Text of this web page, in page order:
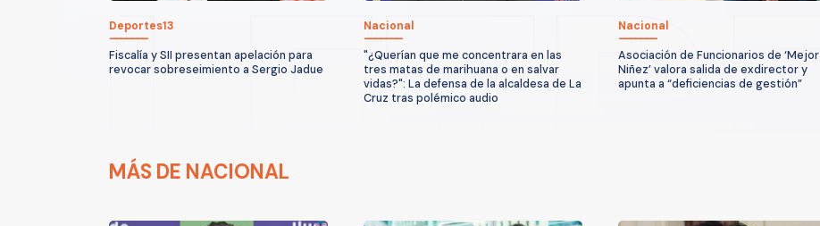
Deportes13
Fiscalía y SII presentan apelación para
revocar sobreseimiento a Sergio Jadue
Nacional
"¿Querían que me concentrara en las
tres matas de marihuana o en salvar
vidas?": La defensa de la alcaldesa de La
Cruz tras polémico audio
Nacional
Asociación de Funcionarios de ‘Mejor
Niñez’ valora salida de exdirector y
apunta a “deficiencias de gestión”
MÁS DE NACIONAL